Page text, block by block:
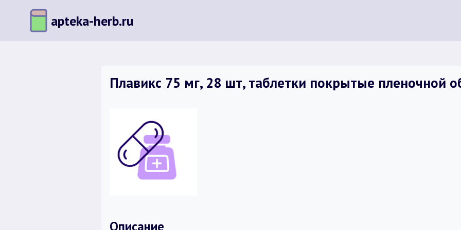
содержимому
apteka-herb.ru
Плавикс 75 мг, 28 шт, таблетки покрытые пленочной
Описание